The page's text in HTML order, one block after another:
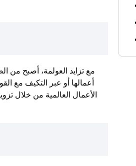
مع تزايد العولمة، أصبح من
أعمالها أو عبر التكيف مع
الأعمال العالمية من خلال